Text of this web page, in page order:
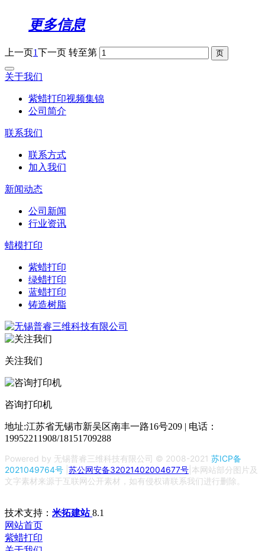
更多信息
上一页1下一页 转至第
关于我们
紫蜡打印视频集锦
公司简介
联系我们
联系方式
加入我们
新闻动态
公司新闻
行业资讯
蜡模打印
紫蜡打印
绿蜡打印
蓝蜡打印
铸造树脂
关注我们
咨询打印机
地址:江苏省无锡市新吴区南丰一路16号209 | 电话：
19952211908/18151709288
Powered by 无锡普睿三维科技有限公司 © 2008-2021 苏ICP备
2021049764号 苏公网安备32021402004677号 |本网站部分图片及
文字素材来源于互联网公开素材，如有侵权请联系我们进行删除。
技术支持： 米拓建站8.1
网站首页
紫蜡打印